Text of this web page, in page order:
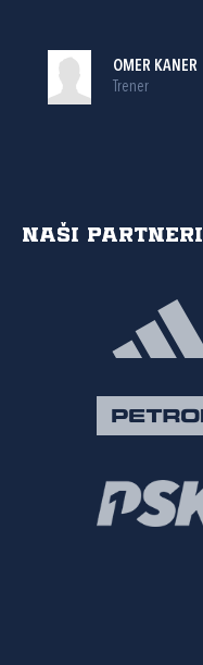
OMER KANER
Trener
Naši partneri